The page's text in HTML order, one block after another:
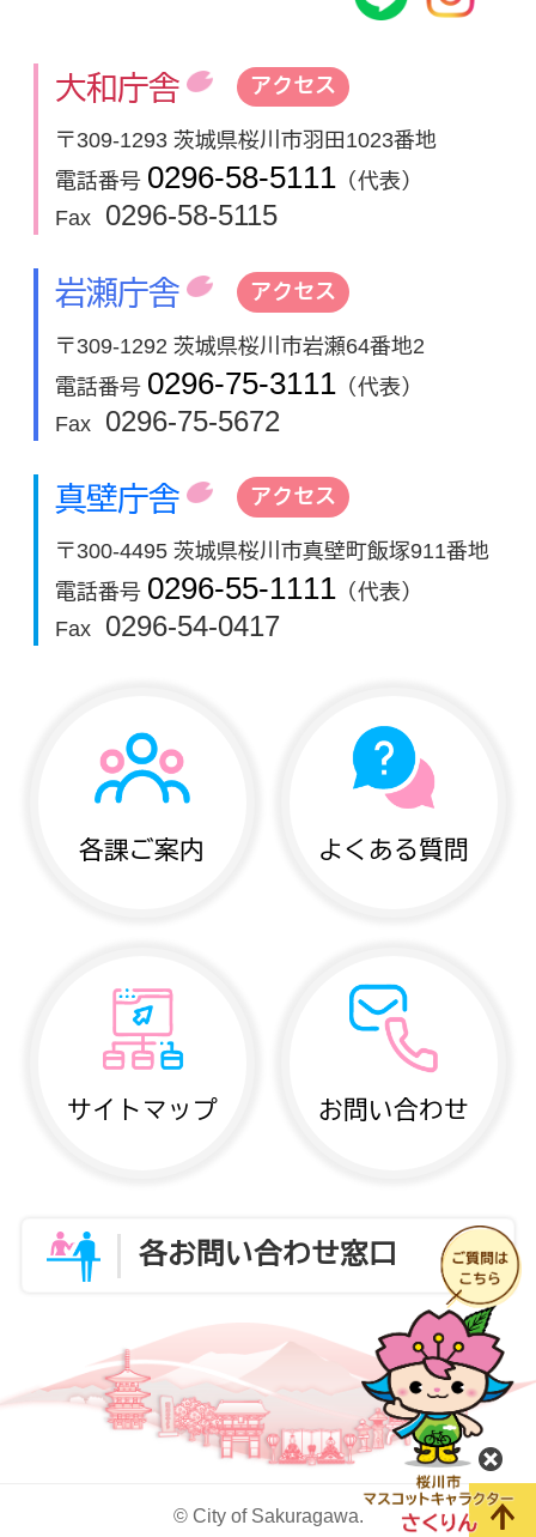
大和庁舎 アクセス
〒309-1293 茨城県桜川市羽田1023番地
電話番号 0296-58-5111 （代表）
Fax
0296-58-5115
岩瀬庁舎 アクセス
〒309-1292 茨城県桜川市岩瀬64番地2
電話番号 0296-75-3111 （代表）
Fax
0296-75-5672
真壁庁舎 アクセス
〒300-4495 茨城県桜川市真壁町飯塚911番地
電話番号 0296-55-1111 （代表）
Fax
0296-54-0417
各課ご案内 よくある質問
サイトマップ お問い合わせ
各お問い合わせ窓口
© City of Sakuragawa.